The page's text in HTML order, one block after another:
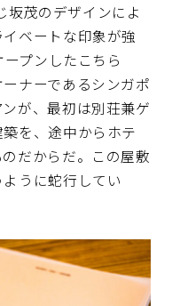
坂茂のデザインによ
ベートな印象が強
プンしたこちら
ナーであるシンガポ
が、最初は別荘兼ゲ
を、途中からホテ
だからだ。この屋敷
うに蛇行してい